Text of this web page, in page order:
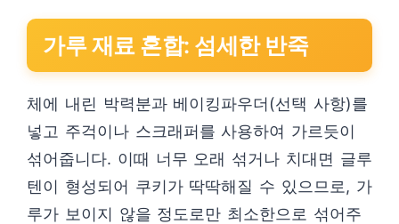
가루 재료 혼합: 섬세한 반죽
체에 내린 박력분과 베이킹파우더(선택 사항)를
넣고 주걱이나 스크래퍼를 사용하여 가르듯이
섞어줍니다. 이때 너무 오래 섞거나 치대면 글루
텐이 형성되어 쿠키가 딱딱해질 수 있으므로, 가
루가 보이지 않을 정도로만 최소한으로 섞어주